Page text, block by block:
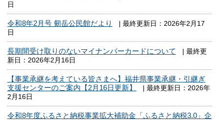
日
令和8年2月号 剱岳公民館だより
| 最終更新日：2026年2月17
日
長期間受け取りのないマイナンバーカードについて
| 最終更
新日：2026年2月16日
【事業承継を考えている皆さまへ】福井県事業承継・引継ぎ
支援センターのご案内【2月16日更新】
| 最終更新日：2026年
2月16日
令和8年度ふるさと納税事業拡大補助金「ふるさと納税3.0」企